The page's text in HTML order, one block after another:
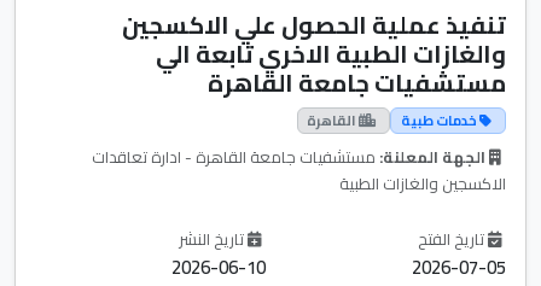
تنفيذ عملية الحصول علي الاكسجين
والغازات الطبية الاخري تابعة الي
مستشفيات جامعة القاهرة
خدمات طبية القاهرة
الجهة المعلنة: مستشفيات جامعة القاهرة - ادارة تعاقدات
الاكسجين والغازات الطبية
تاريخ الفتح
2026-07-05
تاريخ النشر
2026-06-10